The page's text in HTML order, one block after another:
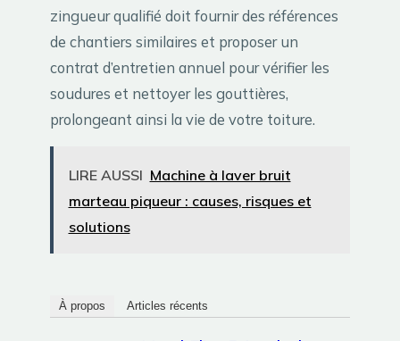
zingueur qualifié doit fournir des références
de chantiers similaires et proposer un
contrat d’entretien annuel pour vérifier les
soudures et nettoyer les gouttières,
prolongeant ainsi la vie de votre toiture.
LIRE AUSSI Machine à laver bruit
marteau piqueur : causes, risques et
solutions
À propos Articles récents